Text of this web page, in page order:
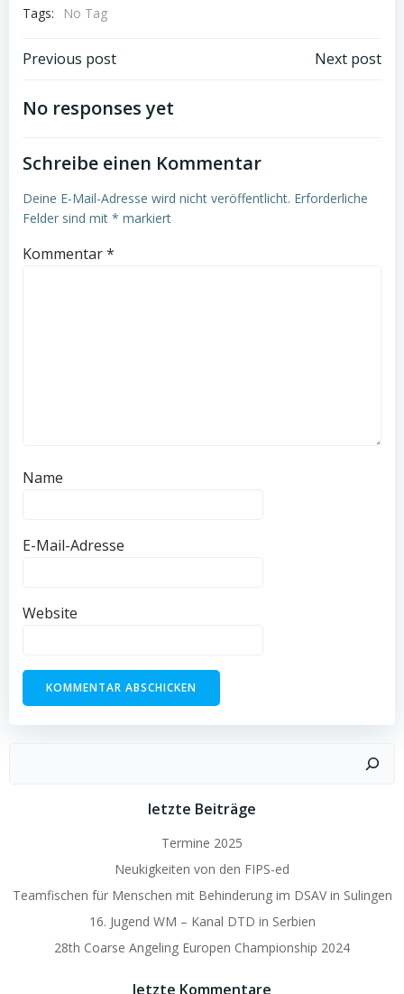
Tags:
No Tag
Post
navigation
Previous post Next post
No responses yet
Schreibe einen Kommentar
Deine E-Mail-Adresse wird nicht veröffentlicht. Erforderliche
Felder sind mit * markiert
Kommentar*
Name
E-Mail-Adresse
Website
letzte Beiträge
Termine 2025
Neukigkeiten von den FIPS-ed
Teamfischen für Menschen mit Behinderung im DSAV in Sulingen
16. Jugend WM – Kanal DTD in Serbien
28th Coarse Angeling Europen Championship 2024
letzte Kommentare